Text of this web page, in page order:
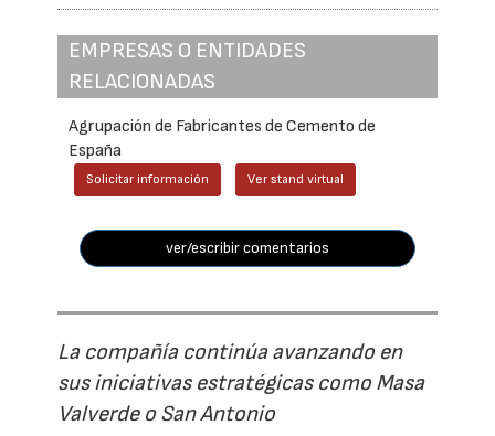
EMPRESAS O ENTIDADES
RELACIONADAS
Agrupación de Fabricantes de Cemento de
España
Solicitar información Ver stand virtual
ver/escribir comentarios
La compañía continúa avanzando en
sus iniciativas estratégicas como Masa
Valverde o San Antonio